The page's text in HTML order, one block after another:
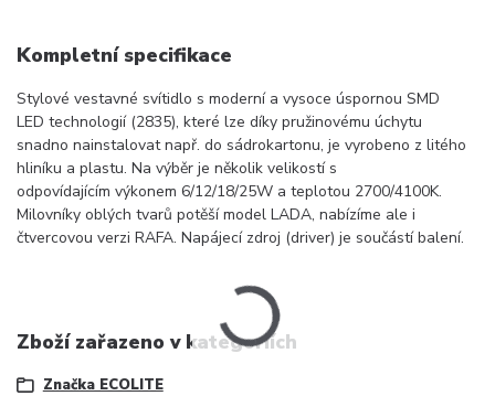
Kompletní specifikace
Stylové vestavné svítidlo s moderní a vysoce úspornou SMD
LED technologií (2835), které lze díky pružinovému úchytu
snadno nainstalovat např. do sádrokartonu, je vyrobeno z litého
hliníku a plastu. Na výběr je několik velikostí s
odpovídajícím výkonem 6/12/18/25W a teplotou 2700/4100K.
Milovníky oblých tvarů potěší model LADA, nabízíme ale i
čtvercovou verzi RAFA. Napájecí zdroj (driver) je součástí balení.
Zboží zařazeno v kategoriích
Značka ECOLITE